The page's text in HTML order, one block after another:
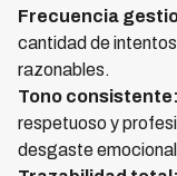
Frecuencia
cantidad de
razonables.
Tono consistente:
respetuoso y
desgaste